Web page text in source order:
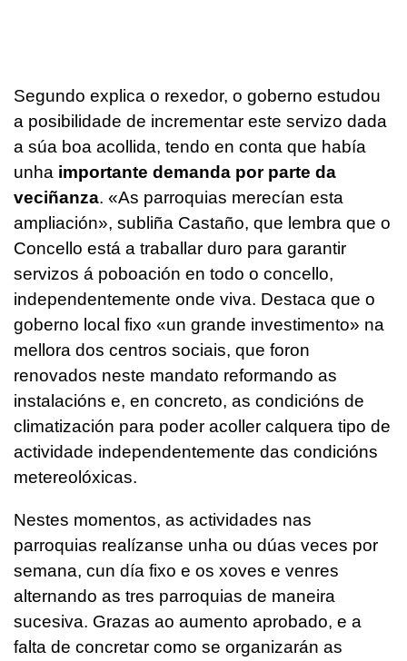
Segundo explica o rexedor, o goberno estudou
a posibilidade de incrementar este servizo dada
a súa boa acollida, tendo en conta que había
unha importante demanda por parte da
veciñanza. «As parroquias merecían esta
ampliación», subliña Castaño, que lembra que o
Concello está a traballar duro para garantir
servizos á poboación en todo o concello,
independentemente onde viva. Destaca que o
goberno local fixo «un grande investimento» na
mellora dos centros sociais, que foron
renovados neste mandato reformando as
instalacións e, en concreto, as condicións de
climatización para poder acoller calquera tipo de
actividade independentemente das condicións
metereolóxicas.
Nestes momentos, as actividades nas
parroquias realízanse unha ou dúas veces por
semana, cun día fixo e os xoves e venres
alternando as tres parroquias de maneira
sucesiva. Grazas ao aumento aprobado, e a
falta de concretar como se organizarán as